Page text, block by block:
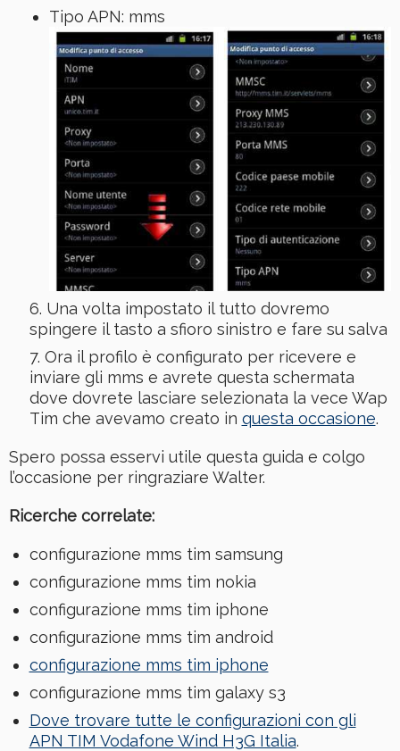
Tipo APN: mms
Una volta impostato il tutto dovremo
spingere il tasto a sfioro sinistro e fare su salva
Ora il profilo è configurato per ricevere e
inviare gli mms e avrete questa schermata
dove dovrete lasciare selezionata la vece Wap
Tim che avevamo creato in questa occasione.
Spero possa esservi utile questa guida e colgo
l’occasione per ringraziare Walter.
Ricerche correlate:
configurazione mms tim samsung
configurazione mms tim nokia
configurazione mms tim iphone
configurazione mms tim android
configurazione mms tim iphone
configurazione mms tim galaxy s3
Dove trovare tutte le configurazioni con gli
APN TIM Vodafone Wind H3G Italia.